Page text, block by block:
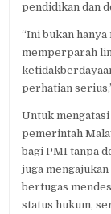
pendidikan dan
“Ini bukan
memperparah
perhatian
Untuk
pemerintah
bagi PMI tanpa
juga
bertugas
status hukum,